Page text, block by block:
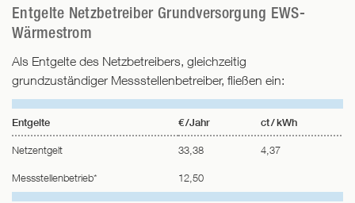
Entgelte Netzbetreiber Grundversorgung EWS-
Wärmestrom
Als Entgelte des Netzbetreibers, gleichzeitig
grundzuständiger Messstellenbetreiber, fließen ein:
Entgelte € /Jahr ct / kWh
Netzentgelt 33,38 4,37
Messstellenbetrieb* 12,50